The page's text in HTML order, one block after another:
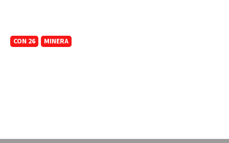
CON 26 MINERA